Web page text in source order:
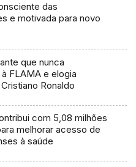
das
e motivada para novo
que nunca
FLAMA e elogia
Ronaldo
com 5,08 milhões
melhorar acesso de
à saúde